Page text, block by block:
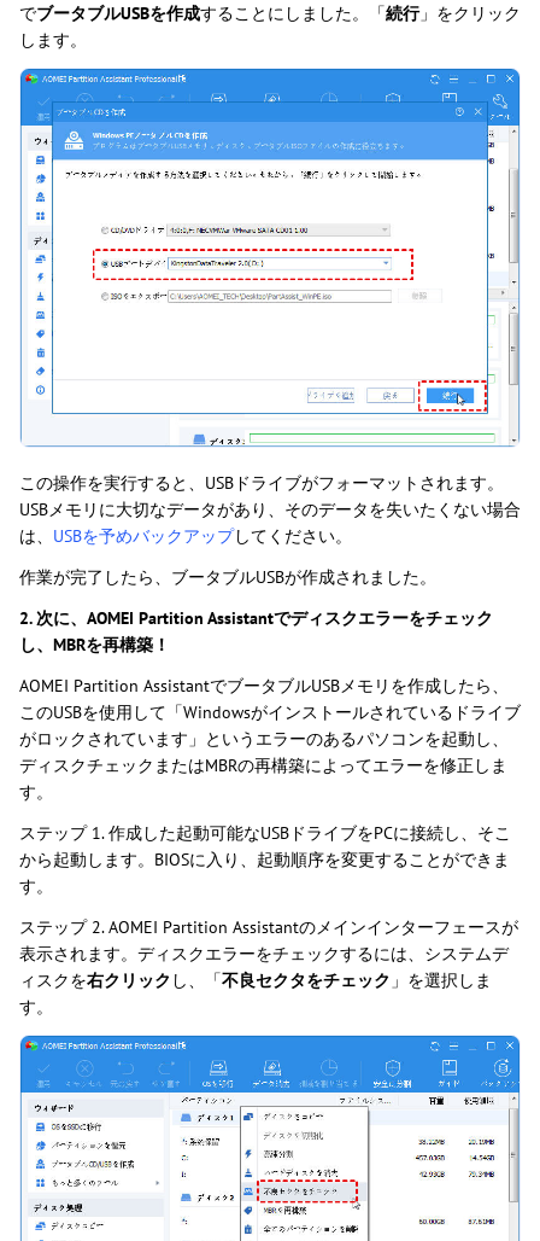
でブータブルUSBを作成することにしました。「続行」をクリック
します。
この操作を実行すると、USBドライブがフォーマットされます。
USBメモリに大切なデータがあり、そのデータを失いたくない場合
は、 USBを予めバックアップしてください。
作業が完了したら、ブータブルUSBが作成されました。
2. 次に、AOMEI Partition Assistantでディスクエラーをチェック
し、MBRを再構築！
AOMEI Partition AssistantでブータブルUSBメモリを作成したら、
このUSBを使用して「Windowsがインストールされているドライブ
がロックされています」というエラーのあるパソコンを起動し、
ディスクチェックまたはMBRの再構築によってエラーを修正しま
す。
ステップ 1. 作成した起動可能なUSBドライブをPCに接続し、そこ
から起動します。BIOSに入り、起動順序を変更することができま
す。
ステップ 2. AOMEI Partition Assistantのメインインターフェースが
表示されます。ディスクエラーをチェックするには、システムデ
ィスクを右クリック し、「不良セクタをチェック 」を選択しま
す。